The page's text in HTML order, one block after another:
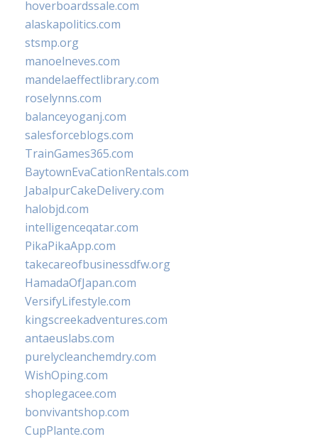
hoverboardssale.com
alaskapolitics.com
stsmp.org
manoelneves.com
mandelaeffectlibrary.com
roselynns.com
balanceyoganj.com
salesforceblogs.com
TrainGames365.com
BaytownEvaCationRentals.com
JabalpurCakeDelivery.com
halobjd.com
intelligenceqatar.com
PikaPikaApp.com
takecareofbusinessdfw.org
HamadaOfJapan.com
VersifyLifestyle.com
kingscreekadventures.com
antaeuslabs.com
purelycleanchemdry.com
WishOping.com
shoplegacee.com
bonvivantshop.com
CupPlante.com